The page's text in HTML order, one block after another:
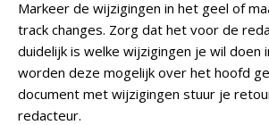
Markeer de wijzigingen in het geel of
track changes. Zorg dat het voor de
duidelijk is welke wijzigingen je wil doen
worden deze mogelijk over het hoofd
document met wijzigingen stuur je
redacteur.